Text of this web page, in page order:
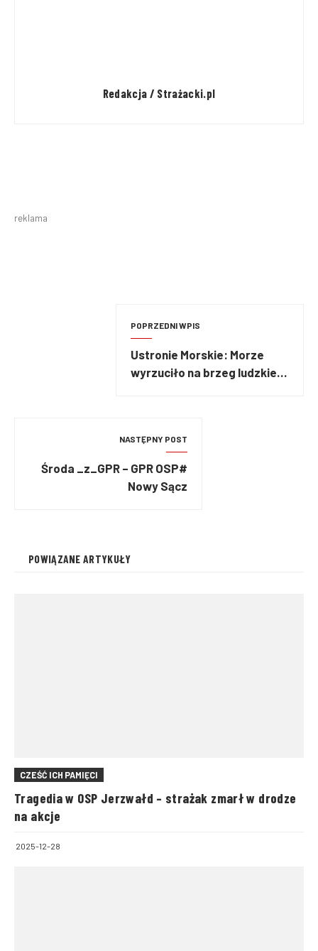
Redakcja / Strażacki.pl
reklama
POPRZEDNI WPIS
Ustronie Morskie: Morze
wyrzuciło na brzeg ludzkie
NASTĘPNY POST
#Środa _z_GPR – GPR OSP
Nowy Sącz
POWIĄZANE ARTYKUŁY
CZEŚĆ ICH PAMIĘCI
Tragedia w OSP Jerzwałd – strażak zmarł w drodze
na akcje
2025-12-28